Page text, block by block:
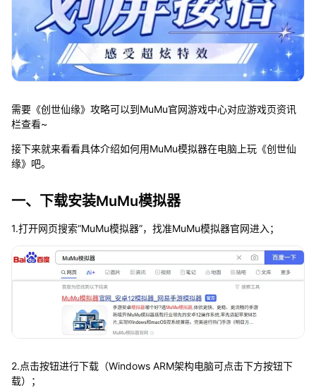
需要《创世仙缘》攻略可以到MuMu官网游戏中心对应游戏页资讯
栏查看~
接下来就来看看具体介绍如何用MuMu模拟器在电脑上玩《创世仙
缘》吧。
一、下载安装MuMu模拟器
1.打开网页搜索“MuMu模拟器”，找准MuMu模拟器官网进入；
2.点击按钮进行下载（Windows ARM架构电脑可点击下方按钮下
载）；